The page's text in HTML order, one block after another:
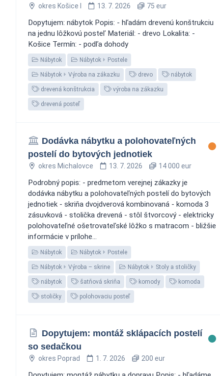
okres Košice I 13. 7. 2026 75 eur
Dopytujem: nábytok Popis: - hľadám drevenú konštrukciu
na jednu lôžkovú posteľ Materiál: - drevo Lokalita: -
Košice Termín: - podľa dohody
Nábytok Nábytok Postele
Nábytok Výroba na zákazku drevo nábytok
drevená konštrukcia výroba na zákazku
drevená posteľ
Dodávka nábytku a polohovateľných
postelí do bytových jednotiek
okres Michalovce 13. 7. 2026 14 000 eur
Podrobný popis: - predmetom verejnej zákazky je
dodávka nábytku a polohovateľných postelí do bytových
jednotiek - skriňa dvojdverová kombinovaná - komoda 3
zásuvková - stolička drevená - stôl štvorcový - elektricky
polohovateľné ošetrovateľské lôžko s matracom - bližšie
informácie v prílohe...
Nábytok Nábytok Postele
Nábytok Výroba – skrine Nábytok Stoly a stoličky
nábytok šatňová skriňa komody komoda
stoličky polohovaciu posteľ
Dopytujem: montáž sklápacích postelí
so sedačkou
okres Poprad 1. 7. 2026 200 eur